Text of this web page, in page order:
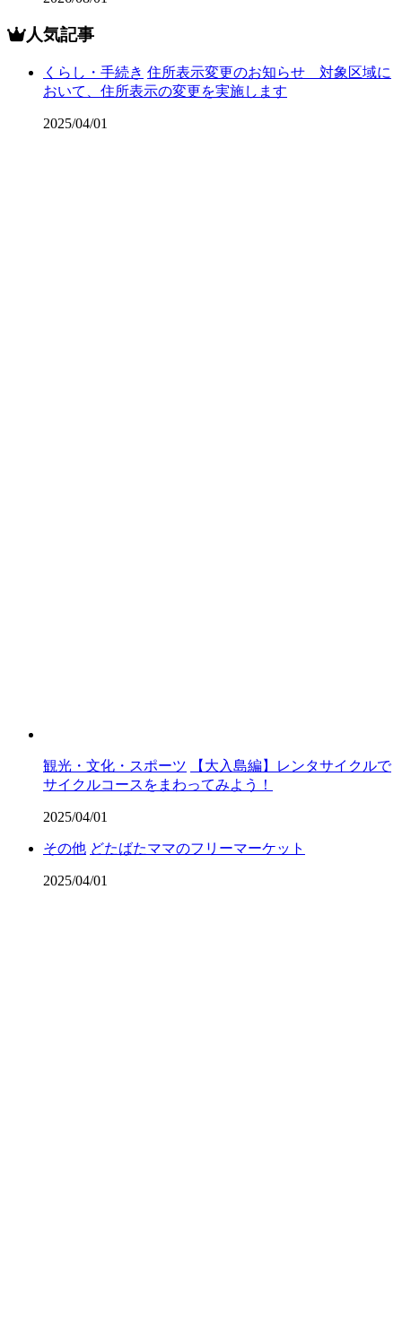
人気記事
くらし・手続き 住所表示変更のお知らせ 対象区域に
おいて、住所表示の変更を実施します
2025/04/01
観光・文化・スポーツ
【大入島編】レンタサイクルで
サイクルコースをまわってみよう！
2025/04/01
その他 どたばたママのフリーマーケット
2025/04/01